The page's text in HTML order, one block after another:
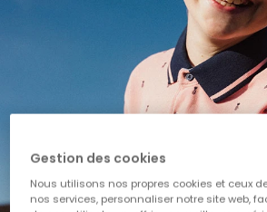
Gestion des cookies
Nous utilisons nos propres cookies et ceux
nos services, personnaliser notre site web,